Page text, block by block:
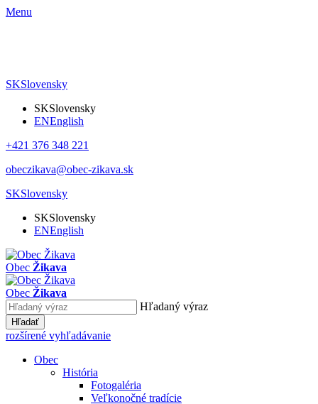
Menu
SKSlovensky
SKSlovensky
ENEnglish
+421 376 348 221
obeczikava@obec-zikava.sk
SKSlovensky
SKSlovensky
ENEnglish
Obec Žikava
Obec Žikava
Hľadaný výraz
Hľadať
rozšírené vyhľadávanie
Obec
História
Fotogaléria
Veľkonočné tradície